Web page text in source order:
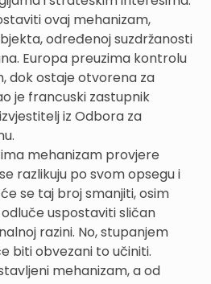
ovaj mehanizam,
određenoj suzdržanosti
Europa preuzima kontrolu
dok ostaje otvorena za
je francuski zastupnik
iz Odbora za
ima mehanizam provjere
razlikuju po svom opsegu i
se taj broj smanjiti, osim
uspostaviti sličan
razini. No, stupanjem
biti obvezani to učiniti.
mehanizam, a od